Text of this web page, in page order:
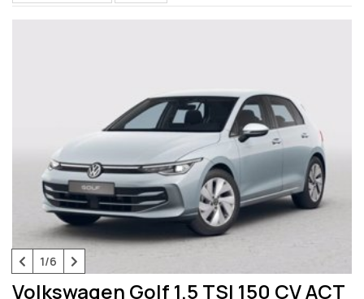
1/6
Volkswagen Golf 1.5 TSI 150 CV ACT